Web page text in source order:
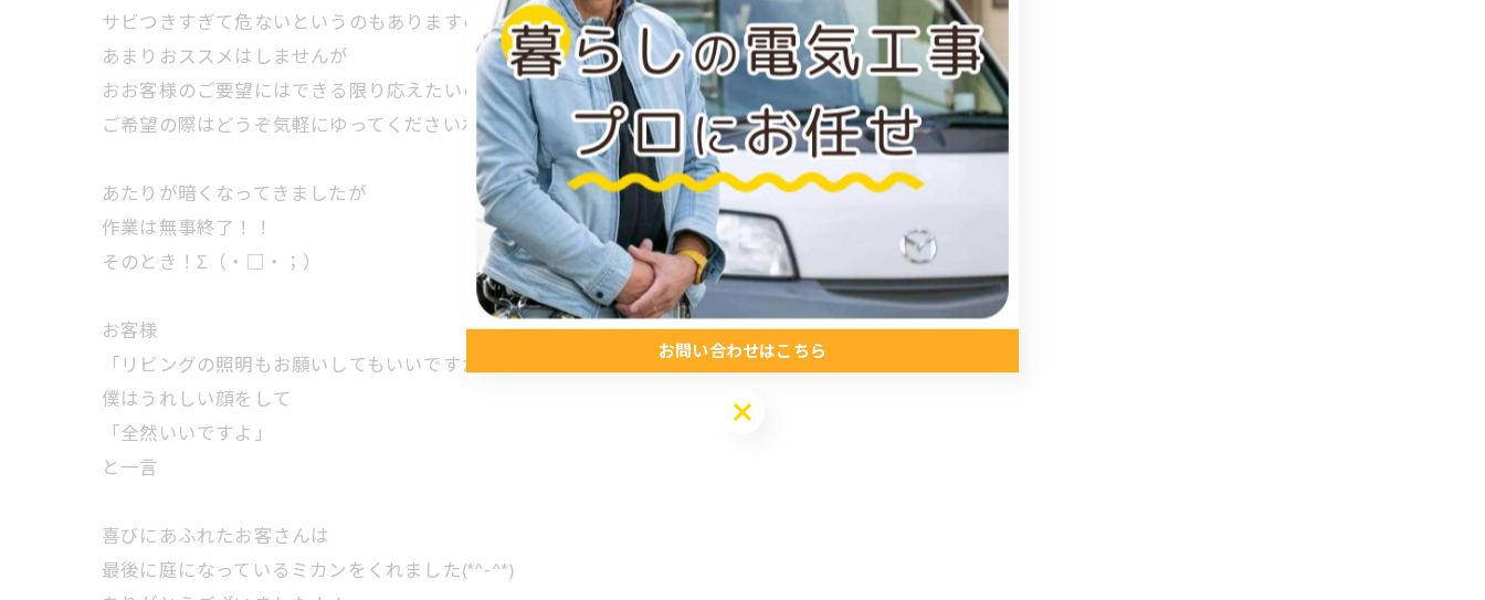
サビつきすぎて危ないというのもありますので
あまりおススメはしませんが
おお客様のご要望にはできる限り応えたいので
ご希望の際はどうぞ気軽にゆってくださいね！(^^)/
あたりが暗くなってきましたが
作業は無事終了！！
そのとき！Σ（・□・；）
お客様
「リビングの照明もお願いしてもいいですか」
僕はうれしい顔をして
「全然いいですよ」
と一言
喜びにあふれたお客さんは
最後に庭になっているミカンをくれました(*^-^*)
お問い合わせはこちら
お問い合わせはこちら